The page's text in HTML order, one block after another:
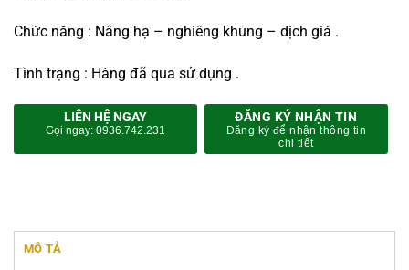
Chức năng : Nâng hạ – nghiêng khung – dịch giá .
Tình trạng : Hàng đã qua sử dụng .
LIÊN HỆ NGAY
Gọi ngay: 0936.742.231
ĐĂNG KÝ NHẬN TIN
Đăng ký để nhận thông tin
chi tiết
MÔ TẢ